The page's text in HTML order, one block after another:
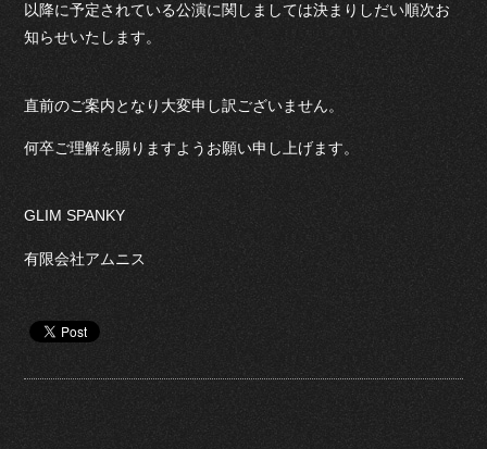
以降に予定されている公演に関しましては決まりしだい順次お
知らせいたします。
直前のご案内となり大変申し訳ございません。
何卒ご理解を賜りますようお願い申し上げます。
GLIM SPANKY
有限会社アムニス